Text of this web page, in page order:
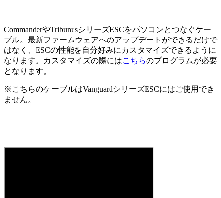
CommanderやTribunusシリーズESCをパソコンとつなぐケー
ブル。最新ファームウェアへのアップデートができるだけで
はなく、ESCの性能を自分好みにカスタマイズできるように
なります。カスタマイズの際にはこちらのプログラムが必要
となります。
※こちらのケーブルはVanguardシリーズESCにはご使用でき
ません。